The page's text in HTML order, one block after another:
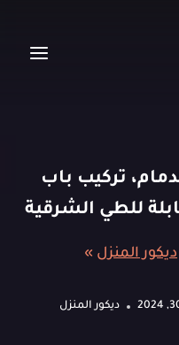
تركيب باب
للطي الشرقية
ديكور المنزل »
ديكور المنزل